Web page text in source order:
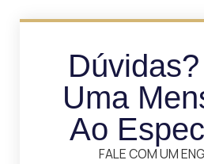
Uma
Ao
FALE COM UM